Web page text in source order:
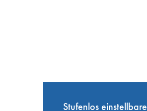
Stufenlos einstellbare